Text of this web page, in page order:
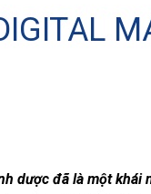
dược đã là một khái